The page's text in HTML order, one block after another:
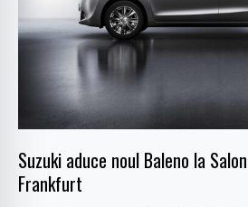
Suzuki aduce noul Baleno la
Frankfurt
Auto
Frankfurt